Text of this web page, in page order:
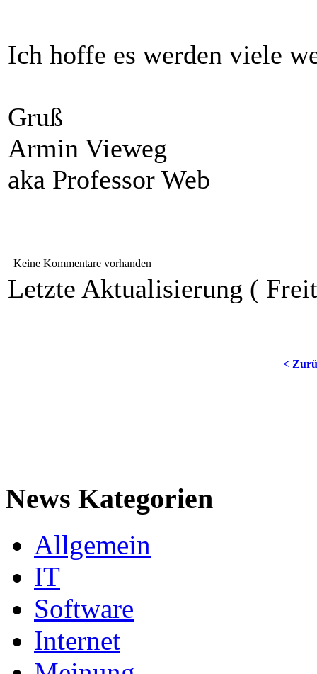
Ich hoffe es werden viele
Gruß
Armin Vieweg
aka Professor Web
Keine Kommentare vorhanden
Letzte Aktualisierung (
<
News Kategorien
Allgemein
IT
Software
Internet